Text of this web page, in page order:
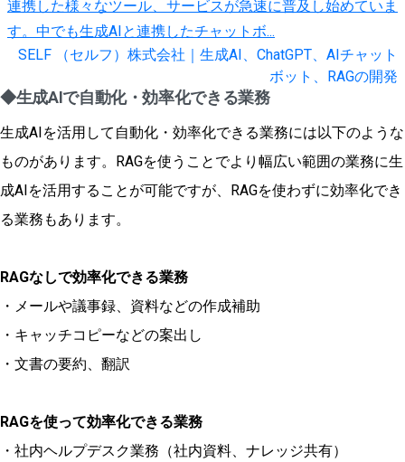
連携した様々なツール、サービスが急速に普及し始めていま
す。中でも生成AIと連携したチャットボ...
SELF （セルフ）株式会社｜生成AI、ChatGPT、AIチャット
ボット、RAGの開発
◆生成AIで自動化・効率化できる業務
生成AIを活用して自動化・効率化できる業務には以下のような
ものがあります。RAGを使うことでより幅広い範囲の業務に生
成AIを活用することが可能ですが、RAGを使わずに効率化でき
る業務もあります。
RAGなしで効率化できる業務
・メールや議事録、資料などの作成補助
・キャッチコピーなどの案出し
・文書の要約、翻訳
RAGを使って効率化できる業務
・社内ヘルプデスク業務（社内資料、ナレッジ共有）